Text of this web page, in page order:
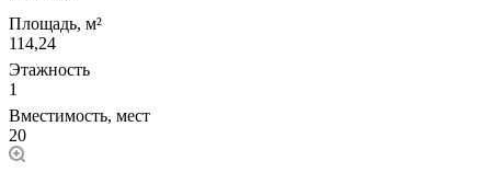
Площадь, м²
114,24
Этажность
1
Вместимость, мест
20